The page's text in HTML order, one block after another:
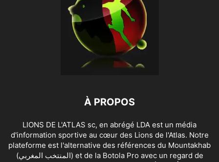
À PROPOS
LIONS DE L'ATLAS sc, en abrégé LDA est un média
d'information sportive au cœur des Lions de l'Atlas. Notre
plateforme est l'alternative des références du Mountakhab
(المنتخب المغربي) et de la Botola Pro avec un regard de